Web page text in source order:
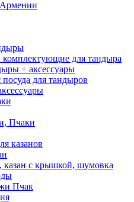
комплектующие для тандыра
+ аксессуары
для тандыров
Пчаки
казанов
казан с крышкой, шумовка
Пчак